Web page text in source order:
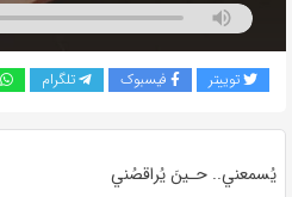
توییتر فیسبوک تلگرام
يُسمعني.. حـينَ يُراقصُني